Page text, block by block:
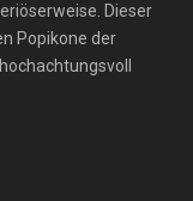
Dieser
Popikone der